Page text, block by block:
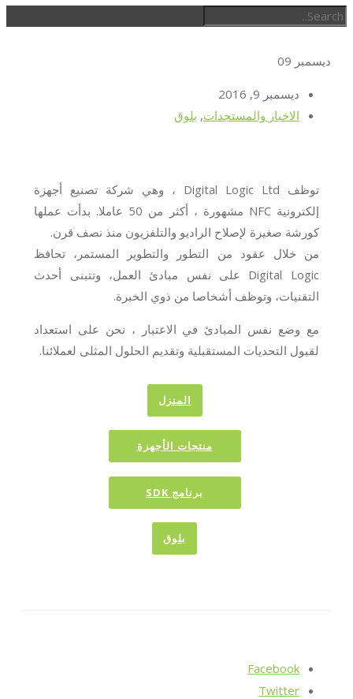
ديسمبر 09
ديسمبر 9, 2016
الاخبار والمستجدات, بلوق
توظف Digital Logic Ltd ، وهي شركة تصنيع أجهزة
إلكترونية NFC مشهورة ، أكثر من 50 عاملا. بدأت عملها
كورشة صغيرة لإصلاح الراديو والتلفزيون منذ نصف قرن.
من خلال عقود من التطور والتطوير المستمر، تحافظ
Digital Logic على نفس مبادئ العمل، وتتبنى أحدث
التقنيات، وتوظف أشخاصا من ذوي الخبرة.
مع وضع نفس المبادئ في الاعتبار ، نحن على استعداد
لقبول التحديات المستقبلية وتقديم الحلول المثلى لعملائنا.
المنزل
منتجات الأجهزة
برنامج SDK
بلوق
Facebook
Twitter